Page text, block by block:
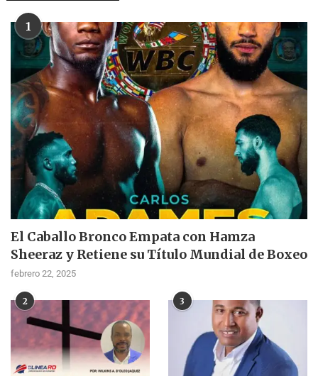
1
El Caballo Bronco Empata con Hamza
Sheeraz y Retiene su Título Mundial de Boxeo
febrero 22, 2025
2 3